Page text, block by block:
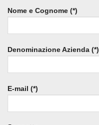
Nome e Cognome (*)
Denominazione Azienda (*)
E-mail (*)